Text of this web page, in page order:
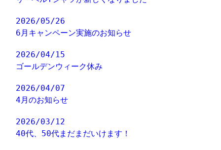
2026/05/26
6月キャンペーン実施のお知らせ
2026/04/15
ゴールデンウィーク休み
2026/04/07
4月のお知らせ
2026/03/12
40代、50代まだまだいけます！